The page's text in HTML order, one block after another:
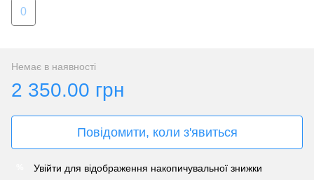
0
Немає в наявності
2 350.00 грн
Повідомити, коли з'явиться
Увійти для відображення накопичувальної знижки